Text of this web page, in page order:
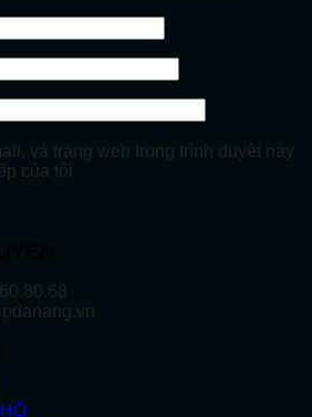
và trang web trong trình duyệt này
của tôi.